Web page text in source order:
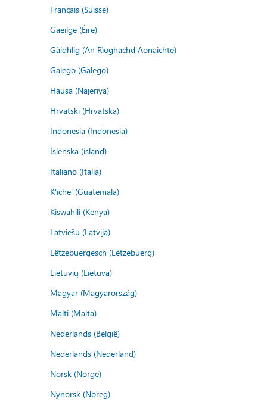
Français (Suisse)
Gaeilge (Éire)
Gàidhlig (An Rìoghachd Aonaichte)
Galego (Galego)
Hausa (Najeriya)
Hrvatski (Hrvatska)
Indonesia (Indonesia)
Íslenska (ísland)
Italiano (Italia)
K'iche' (Guatemala)
Kiswahili (Kenya)
Latviešu (Latvija)
Lëtzebuergesch (Lëtzebuerg)
Lietuvių (Lietuva)
Magyar (Magyarország)
Malti (Malta)
Nederlands (België)
Nederlands (Nederland)
Norsk (Norge)
Nynorsk (Noreg)